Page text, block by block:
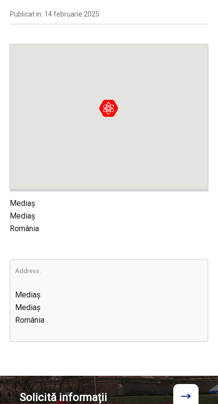
Publicat in: 14 februarie 2025
Mediaș
Mediaș
România
Address:
Mediaș
Mediaș
România
Solicităinformații